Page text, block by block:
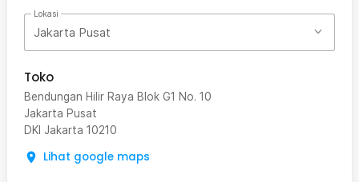
Lokasi
Jakarta Pusat
Toko
Bendungan Hilir Raya Blok G1 No. 10
Jakarta Pusat
DKI Jakarta 10210
Lihat google maps